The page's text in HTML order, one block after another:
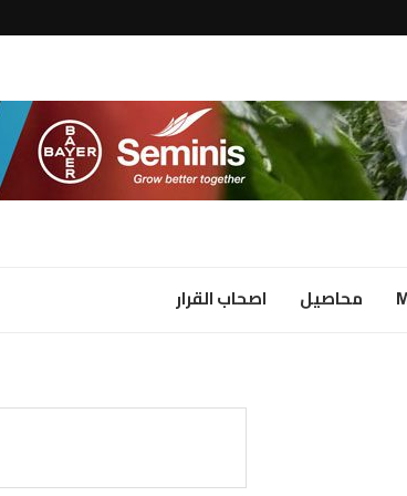
محاصيل اصحاب القرار